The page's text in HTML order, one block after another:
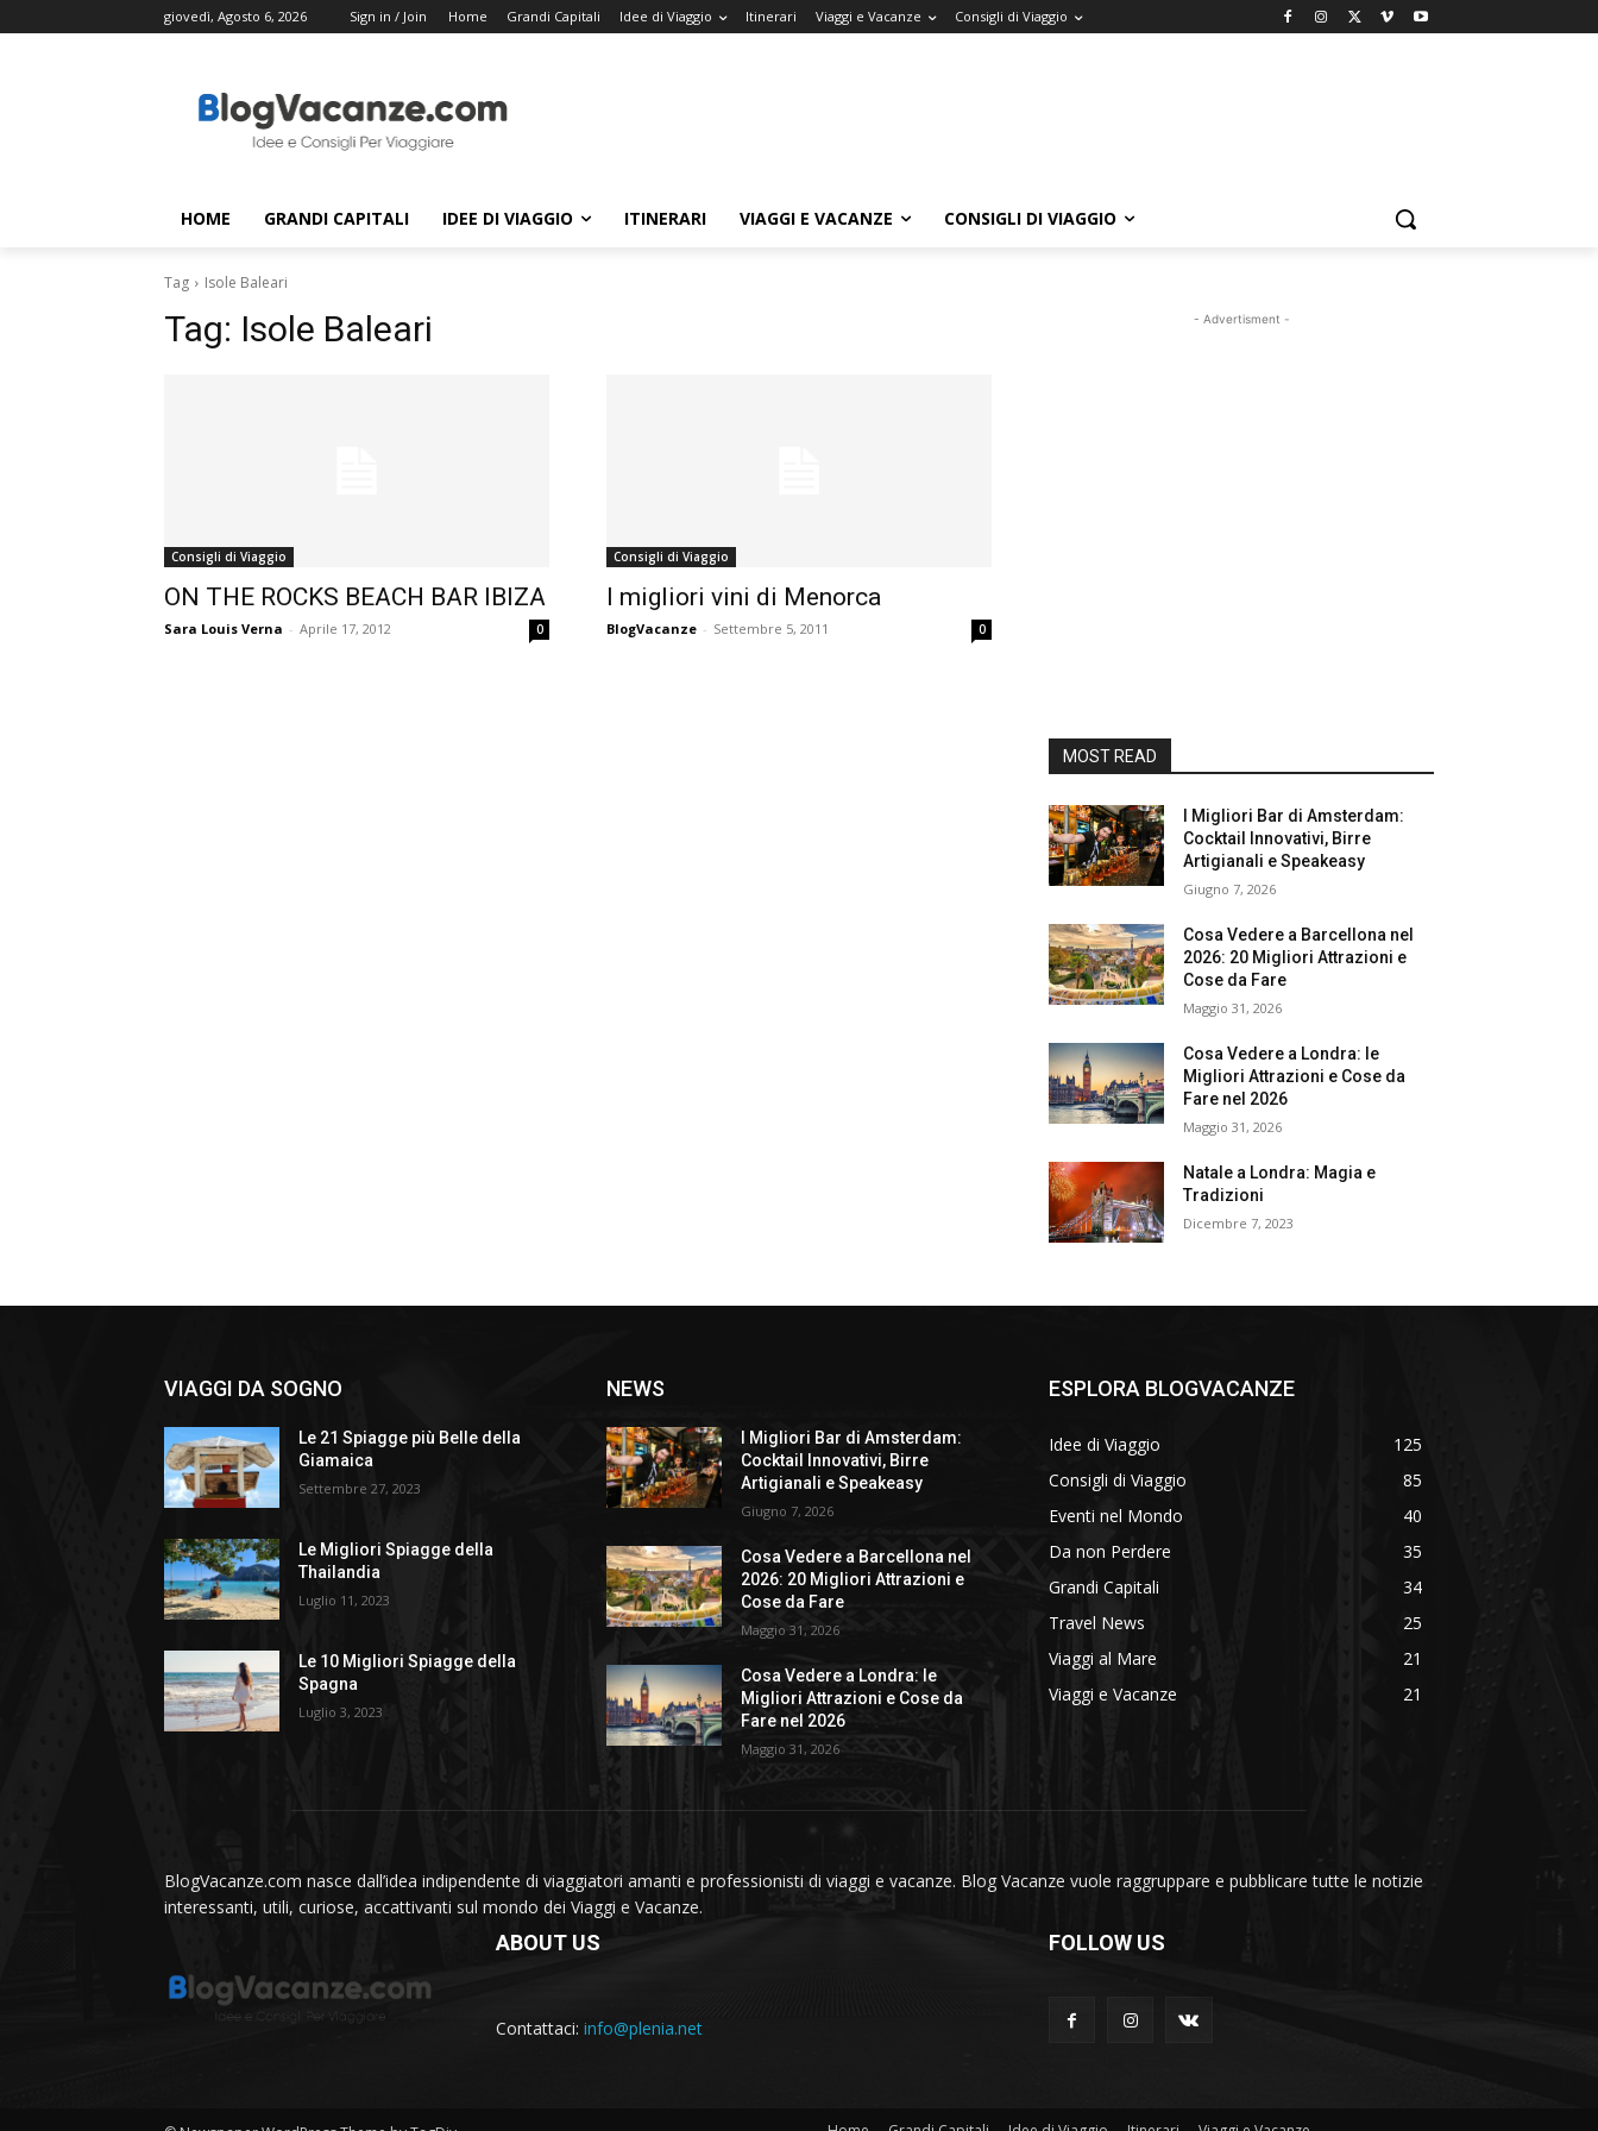
giovedì, Agosto 6, 2026 Sign in / Join Home Grandi Capitali Idee di Viaggio Itinerari Viaggi e Vacanze Consigli di Viaggio
HOME GRANDI CAPITALI IDEE DI VIAGGIO ITINERARI VIAGGI E VACANZE CONSIGLI DI VIAGGIO
Tag Isole Baleari
Tag: Isole Baleari
Consigli di Viaggio
ON THE ROCKS BEACH BAR IBIZA
Sara Louis Verna - Aprile 17, 2012 0
Consigli di Viaggio
I migliori vini di Menorca
BlogVacanze - Settembre 5, 2011 0
- Advertisment -
MOST READ
I Migliori Bar di Amsterdam:
Cocktail Innovativi, Birre
Artigianali e Speakeasy
Giugno 7, 2026
Cosa Vedere a Barcellona nel
2026: 20 Migliori Attrazioni e
Cose da Fare
Maggio 31, 2026
Cosa Vedere a Londra: le
Migliori Attrazioni e Cose da
Fare nel 2026
Maggio 31, 2026
Natale a Londra: Magia e
Tradizioni
Dicembre 7, 2023
VIAGGI DA SOGNO
Le 21 Spiagge più Belle della
Giamaica
Settembre 27, 2023
Le Migliori Spiagge della
Thailandia
Luglio 11, 2023
Le 10 Migliori Spiagge della
Spagna
Luglio 3, 2023
NEWS
I Migliori Bar di Amsterdam:
Cocktail Innovativi, Birre
Artigianali e Speakeasy
Giugno 7, 2026
Cosa Vedere a Barcellona nel
2026: 20 Migliori Attrazioni e
Cose da Fare
Maggio 31, 2026
Cosa Vedere a Londra: le
Migliori Attrazioni e Cose da
Fare nel 2026
Maggio 31, 2026
ESPLORA BLOGVACANZE
Idee di Viaggio
125
Consigli di Viaggio
85
Eventi nel Mondo
40
Da non Perdere
35
Grandi Capitali
34
Travel News
25
Viaggi al Mare
21
Viaggi e Vacanze
21
BlogVacanze.com nasce dall’idea indipendente di viaggiatori amanti e professionisti di viaggi e vacanze. Blog Vacanze vuole raggruppare e pubblicare tutte le notizie
interessanti, utili, curiose, accattivanti sul mondo dei Viaggi e Vacanze.
ABOUT US
Contattaci: info@plenia.net
FOLLOW US